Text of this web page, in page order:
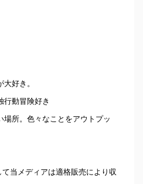
好き。
行動冒険好き
所。色々なことをアウトプッ
当メディアは適格販売により収